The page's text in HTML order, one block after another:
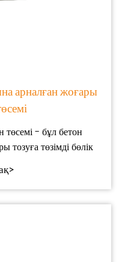
арналған жоғары
төсемі - бұл бетон
тозуға төзімді бөлік